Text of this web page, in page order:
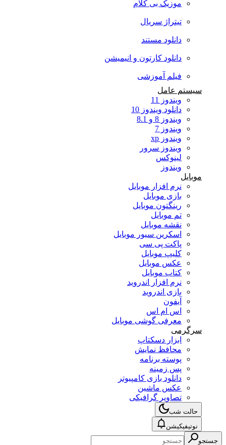
موزیک بی کلام
تیتراژ سریال
دانلود مستند
دانلود کارتون و انیمیشن
فیلم آموزشی
سیستم عامل
ویندوز 11
دانلود ویندوز 10
ویندوز 8 و 8.1
ویندوز 7
ویندوز xp
ویندوز سرور
لینوکس
ویندوز
موبایل
نرم افزار موبایل
بازی موبایل
رینگتون موبایل
تم موبایل
نقشه موبایل
اسکرین سیور موبایل
پاکت پی سی
کلیپ موبایل
عکس موبایل
کتاب موبایل
نرم افزار اندروید
بازی اندروید
آیفون
اس ام اس
معرفی گوشی موبایل
سرگرمی
ابزار دسکتاپ
محافظ نمایش
پوسته برنامه
پس زمینه
دانلود بازی کامپیوتر
عکس ماشین
تصاویر گرافیکی
حالت شب
نوتیفیکیشن
جستجو